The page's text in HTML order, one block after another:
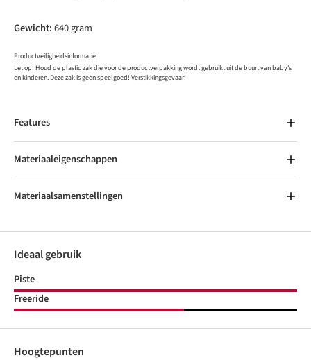
Gewicht:640 gram
Productveiligheidsinformatie
Let op! Houd de plastic zak die voor de productverpakking wordt gebruikt uit de buurt van baby's
en kinderen. Deze zak is geen speelgoed! Verstikkingsgevaar!
Features
Materiaaleigenschappen
Materiaalsamenstellingen
Ideaal gebruik
Piste
Freeride
Hoogtepunten